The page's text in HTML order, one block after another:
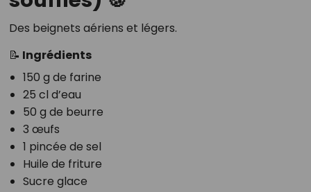
Des beignets aériens et légers.
📝 Ingrédients
150 g de farine
25 cl d’eau
50 g de beurre
3 œufs
1 pincée de sel
Huile de friture
Sucre glace